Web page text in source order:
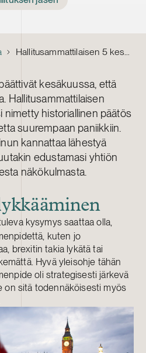
Hallitusammattilaisen 5 keskeistä brexit-kysymystä
kesäkuussa, että
Hallitusammattilaisen
nimetty historiallinen päätös
suurempaan paniikkiin.
kannattaa lähestyä
edustamasi yhtiön
näkökulmasta.
kysymys saattaa olla,
kuten jo
brexitin takia lykätä tai
Hyvä yleisohje tähän
oli strategisesti järkevä
on sitä todennäköisesti myös